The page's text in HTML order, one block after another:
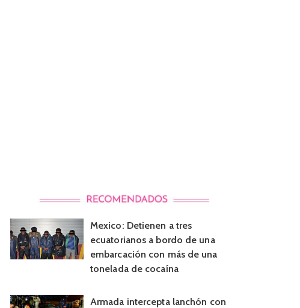
Mexico: Detienen a tres
ecuatorianos a bordo de una
embarcación con más de una
tonelada de cocaína
Armada intercepta lanchón con